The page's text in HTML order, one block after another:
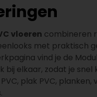
vloeren combineren
met praktisch
vind je de
bij elkaar, zodat je snel
plak PVC, planken,